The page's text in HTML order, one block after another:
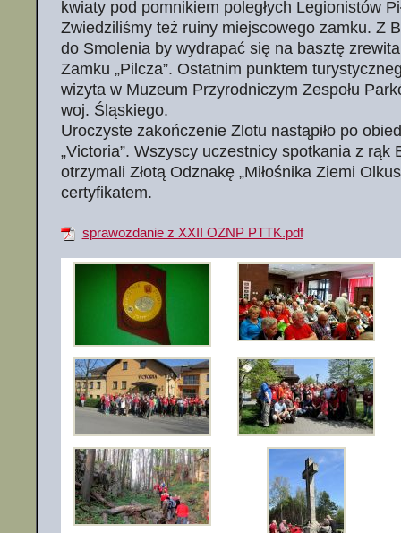
kwiaty pod pomnikiem poległych Legionistów
Zwiedziliśmy też ruiny miejscowego zamku. Z
do Smolenia by wydrapać się na basztę
Zamku „Pilcza”. Ostatnim punktem
wizyta w Muzeum Przyrodniczym Zespołu
woj. Śląskiego.
Uroczyste zakończenie Zlotu nastąpiło po
„Victoria”. Wszyscy uczestnicy spotkania z rąk
otrzymali Złotą Odznakę „Miłośnika Ziemi
certyfikatem.
sprawozdanie z XXII OZNP PTTK.pdf